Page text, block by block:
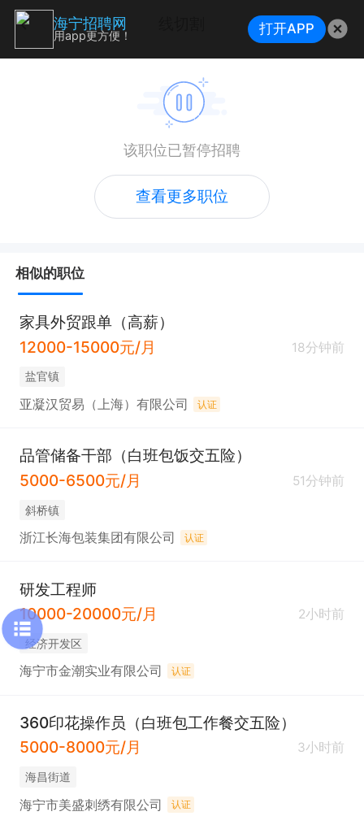
该职位已暂停招聘
查看更多职位
相似的职位
家具外贸跟单（高薪）
12000-15000元/月
18分钟前
盐官镇
亚凝汉贸易（上海）有限公司 认证
品管储备干部（白班包饭交五险）
5000-6500元/月
51分钟前
斜桥镇
浙江长海包装集团有限公司 认证
研发工程师
10000-20000元/月
2小时前
经济开发区
海宁市金潮实业有限公司 认证
360印花操作员（白班包工作餐交五险）
5000-8000元/月
3小时前
海昌街道
海宁市美盛刺绣有限公司 认证
海宁招聘网
用app更方便！ 打开APP